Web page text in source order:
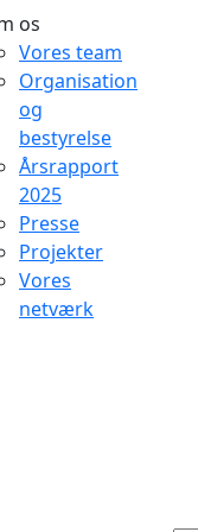
os
Vores team
Organisation
og
bestyrelse
Årsrapport
2025
Presse
Projekter
Vores
netværk